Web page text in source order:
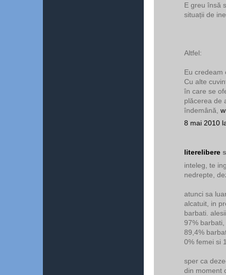
E greu însă
situații de
Altfel:
Eu credeam
Cu alte
în care se
plăcerea de
îndemână,
8 mai 2010
literelibere
inteleg, te
nedrepte,
atunci sa
alcatuit, in
barbati.
97%
89,4%
0% femei si
sper ca
din moment